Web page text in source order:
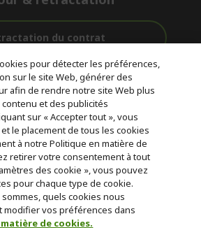
du contrat
Accompagnement
avant et après-
vente
Avec 0%
D'intérêt
et marchand agréé pour les produits et
de ce magasin.
pour détecter les préférences,
sur le site Web, générer des
afin de rendre notre site Web plus
et des publicités
sur « Accepter tout », vous
le placement de tous les cookies
à notre Politique en matière de
retirer votre consentement à tout
des cookie », vous pouvez
pour chaque type de cookie.
quels cookies nous
modifier vos préférences dans
de cookies.